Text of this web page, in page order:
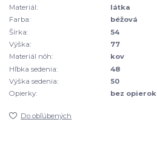
Materiál:
látka
Farba:
béžová
Šírka:
54
Výška:
77
Materiál nôh:
kov
Hľbka sedenia:
48
Výška sedenia:
50
Opierky:
bez opierok
Do obľúbených